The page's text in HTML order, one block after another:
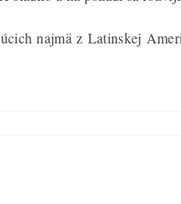
najmä z Latinskej